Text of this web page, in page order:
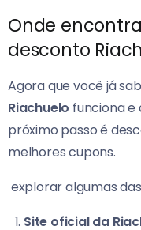
Onde
desconto
Agora que você já
Riachuelo funciona e
próximo passo é
melhores cupons.
explorar algumas
Site oficial da